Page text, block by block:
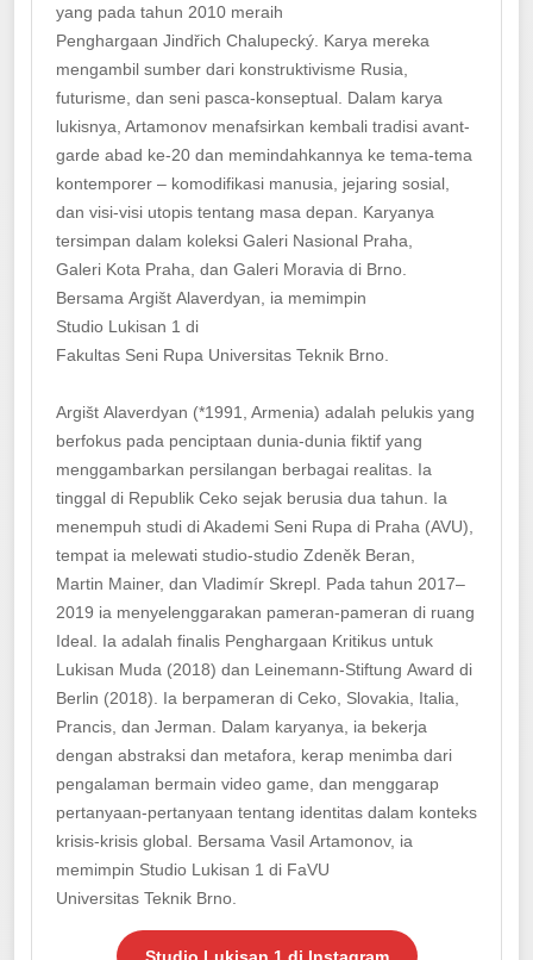
yang pada tahun 2010 meraih
Penghargaan Jindřich Chalupecký. Karya mereka
mengambil sumber dari konstruktivisme Rusia,
futurisme, dan seni pasca-konseptual. Dalam karya
lukisnya, Artamonov menafsirkan kembali tradisi avant-
garde abad ke-20 dan memindahkannya ke tema-tema
kontemporer – komodifikasi manusia, jejaring sosial,
dan visi-visi utopis tentang masa depan. Karyanya
tersimpan dalam koleksi Galeri Nasional Praha,
Galeri Kota Praha, dan Galeri Moravia di Brno.
Bersama Argišt Alaverdyan, ia memimpin
Studio Lukisan 1 di
Fakultas Seni Rupa Universitas Teknik Brno.
Argišt Alaverdyan (*1991, Armenia) adalah pelukis yang
berfokus pada penciptaan dunia-dunia fiktif yang
menggambarkan persilangan berbagai realitas. Ia
tinggal di Republik Ceko sejak berusia dua tahun. Ia
menempuh studi di Akademi Seni Rupa di Praha (AVU),
tempat ia melewati studio-studio Zdeněk Beran,
Martin Mainer, dan Vladimír Skrepl. Pada tahun 2017–
2019 ia menyelenggarakan pameran-pameran di ruang
Ideal. Ia adalah finalis Penghargaan Kritikus untuk
Lukisan Muda (2018) dan Leinemann-Stiftung Award di
Berlin (2018). Ia berpameran di Ceko, Slovakia, Italia,
Prancis, dan Jerman. Dalam karyanya, ia bekerja
dengan abstraksi dan metafora, kerap menimba dari
pengalaman bermain video game, dan menggarap
pertanyaan-pertanyaan tentang identitas dalam konteks
krisis-krisis global. Bersama Vasil Artamonov, ia
memimpin Studio Lukisan 1 di FaVU
Universitas Teknik Brno.
Studio Lukisan 1 di Instagram